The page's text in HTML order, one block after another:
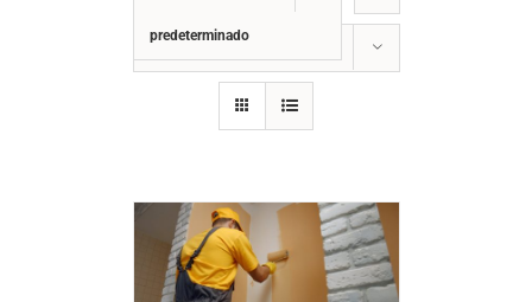
predeterminado
Mostrar